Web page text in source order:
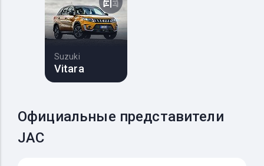
Suzuki
Vitara
Официальные представители
JAC